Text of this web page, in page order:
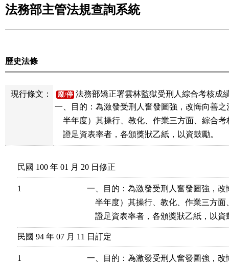
法務部主管法規查詢系統
歷史法條
現行條文： 廢/停 法務部矯正署雲林監獄受刑人綜合考核成
一、目的：為激發受刑人奮發圖強，改悔向善
半年度）其操行、教化、作業三方面、綜合
    證足資表率者，各頒獎狀乙紙，以資鼓勵。
民國 100 年 01 月 20 日修正
1
一、目的：為激發受刑人奮發圖強，
半年度）其操行、教化、作業三方
證足資表率者，各頒獎狀乙紙，以資
民國 94 年 07 月 11 日訂定
1
一、目的：為激發受刑人奮發圖強，